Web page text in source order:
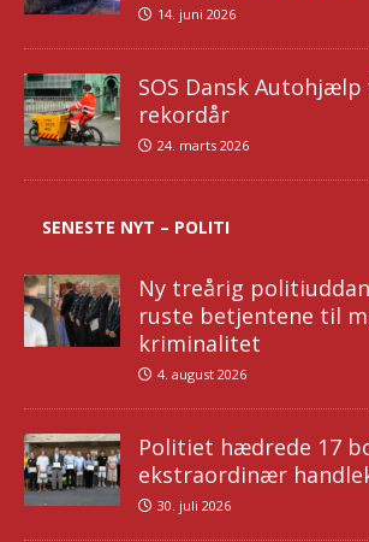
14. juni 2026
SOS Dansk
rekordår
24. marts 2026
SENESTE NYT – POLITI
Ny treårig
ruste betjentene til
kriminalitet
4. august 2026
Politiet hædrede 17
ekstraordinær
30. juli 2026